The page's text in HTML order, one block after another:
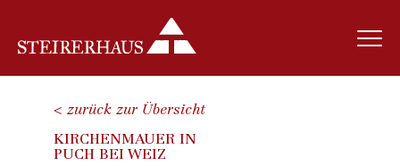
< zurück zur Übersicht
KIRCHENMAUER IN
PUCH BEI WEIZ